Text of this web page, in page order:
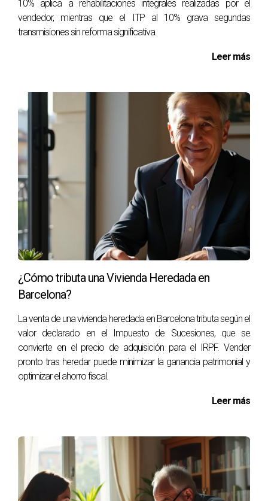
No dudes en contactarme si necesitas más
información sobre cómo proceder con tu
FAQ
¿Qué pasa si vendo mi segunda vivienda?
Las exenciones mencionadas solo aplican a la vivienda
habitual. La venta de segundas residencias generalmente
implica el pago del IRPF sobre las ganancias obtenidas.
¿Cuánto tiempo tengo para reinvertir?
Tienes un plazo de dos años desde la venta de tu primera
vivienda para reinvertir en otra casa habitual y beneficiarte
de la exención fiscal.
¿Puedo reinvertir en una propiedad menor?
Sí, pero solo podrás excluir la parte proporcional
correspondiente a la cantidad invertida. Si vendes por más
y compras por menos, tributarás sobre la diferencia.
¿Hay límites en cuanto al precio de compra?
No hay límites estrictos siempre que reinviertas todo el
dinero obtenido en una nueva vivienda habitual dentro del
¿Es necesario presentar documentación
adicional?
Sí, deberás presentar comprobantes de compra y venta,
así como cualquier documento relacionado con tu
10% aplica a rehabilitaciones integrales realizadas por el
vendedor, mientras que el ITP al 10% grava segundas
transmisiones sin reforma significativa.
Leer más
¿Cómo tributa una Vivienda Heredada en
Barcelona?
La venta de una vivienda heredada en Barcelona tributa según el
valor declarado en el Impuesto de Sucesiones, que se
convierte en el precio de adquisición para el IRPF. Vender
pronto tras heredar puede minimizar la ganancia patrimonial y
optimizar el ahorro fiscal.
Leer más